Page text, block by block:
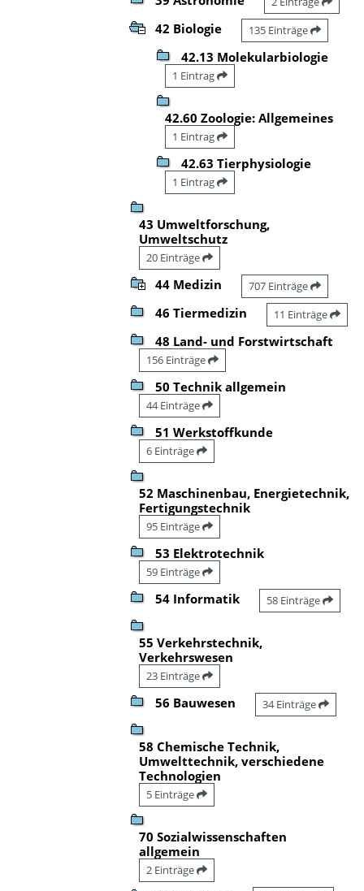
42 Biologie 135 Einträge
42.13 Molekularbiologie
1 Eintrag
42.60 Zoologie: Allgemeines
1 Eintrag
42.63 Tierphysiologie
1 Eintrag
43 Umweltforschung,
Umweltschutz
20 Einträge
44 Medizin 707 Einträge
46 Tiermedizin 11 Einträge
48 Land- und Forstwirtschaft
156 Einträge
50 Technik allgemein
44 Einträge
51 Werkstoffkunde
6 Einträge
52 Maschinenbau, Energietechnik,
Fertigungstechnik
95 Einträge
53 Elektrotechnik
59 Einträge
54 Informatik 58 Einträge
55 Verkehrstechnik,
Verkehrswesen
23 Einträge
56 Bauwesen 34 Einträge
58 Chemische Technik,
Umwelttechnik, verschiedene
Technologien
5 Einträge
70 Sozialwissenschaften
allgemein
2 Einträge